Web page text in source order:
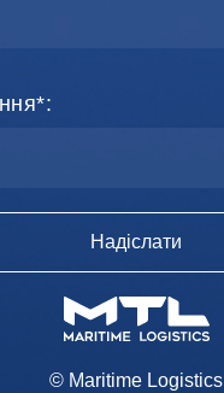
© Maritime Logistics